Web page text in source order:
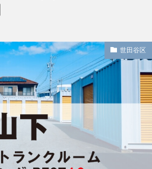
世田谷区